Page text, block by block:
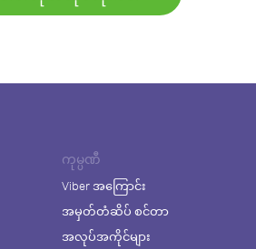
ကုမ္ပဏီ
Viber အကြောင်း
အမှတ်တံဆိပ် စင်တာ
အလုပ်အကိုင်များ